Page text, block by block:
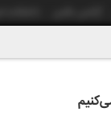
هوش مصنوعی